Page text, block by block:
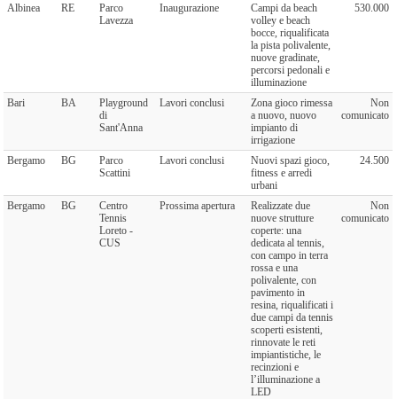
Albinea RE
Parco
Lavezza
Inaugurazione
Campi da beach
volley e beach
bocce, riqualificata
la pista polivalente,
nuove gradinate,
percorsi pedonali e
illuminazione
530.000
Bari BA
Playground
di
Sant'Anna
Lavori conclusi
Zona gioco rimessa
a nuovo, nuovo
impianto di
irrigazione
Non
comunicato
Bergamo BG
Parco
Scattini
Lavori conclusi
Nuovi spazi gioco,
fitness e arredi
urbani
24.500
Bergamo BG
Centro
Tennis
Loreto -
CUS
Prossima apertura
Realizzate due
nuove strutture
coperte: una
dedicata al tennis,
con campo in terra
rossa e una
polivalente, con
pavimento in
resina, riqualificati i
due campi da tennis
scoperti esistenti,
rinnovate le reti
impiantistiche, le
recinzioni e
l’illuminazione a
LED
Non
comunicato